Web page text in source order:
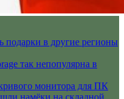
подарки в другие регионы
так непопулярна в
монитора для ПК
намёки на складной